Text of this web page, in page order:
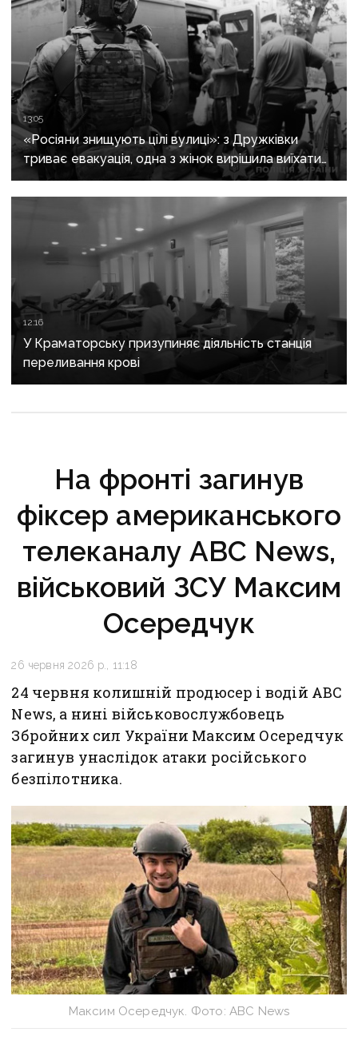
13:05
«Росіяни знищують цілі вулиці»: з Дружківки
триває евакуація, одна з жінок вирішила виїхати
після загибелі чоловіка
12:16
У Краматорську призупиняє діяльність станція
переливання крові
На фронті загинув
фіксер американського
телеканалу ABC News,
військовий ЗСУ Максим
Осередчук
26 червня 2026 р., 11:18
24 червня колишній продюсер і водій ABC
News, а нині військовослужбовець
Збройних сил України Максим Осередчук
загинув унаслідок атаки російського
безпілотника.
Максим Осередчук. Фото: АBC News